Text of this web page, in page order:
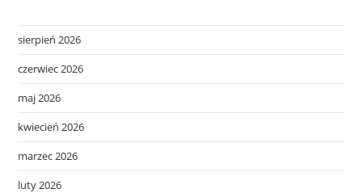
sierpień 2026
czerwiec 2026
maj 2026
kwiecień 2026
marzec 2026
luty 2026